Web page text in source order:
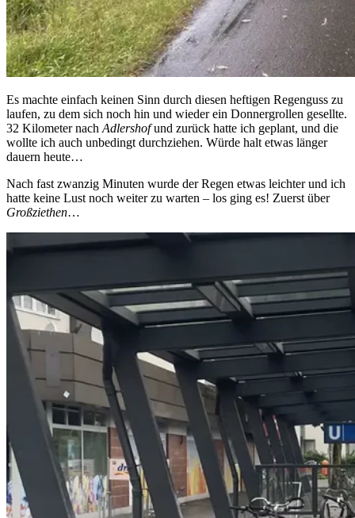
Es machte einfach keinen Sinn durch diesen heftigen Regenguss zu
laufen, zu dem sich noch hin und wieder ein Donnergrollen gesellte.
32 Kilometer nach Adlershofund zurück hatte ich geplant, und die
wollte ich auch unbedingt durchziehen. Würde halt etwas länger
dauern heute…
Nach fast zwanzig Minuten wurde der Regen etwas leichter und ich
hatte keine Lust noch weiter zu warten – los ging es! Zuerst über
Großziethen…